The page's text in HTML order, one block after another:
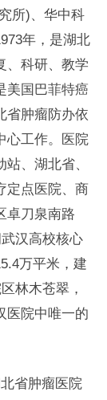
)、华中科
年，是湖北
、科研、教学
美国巴菲特癌
省肿瘤防办依
心工作。医院
、湖北省、
定点医院、商
卓刀泉南路
汉高校核心
万平米，建
林木苍翠，
医院中唯一的
省肿瘤医院